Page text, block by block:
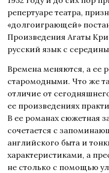
репертуаре театра,
«долгоиграющей»
Произведения Агаты
русский язык с
Времена меняются, а ее
старомодными. Что же
отличие от
ее произведениях
В ее романах сюжетная
сочетается с
английского быта и
характеристиками, а
не столько с помощью